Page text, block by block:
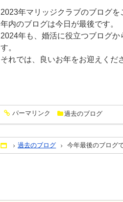
2023年マリッジクラブのブログを
年内のブログは今日が最後です。
2024年も、婚活に役立つブログ
す。
それでは、良いお年をお迎えくだ
entry1454
パーマリンク 過去のブログ
Home
過去のブログ 今年最後のブログ